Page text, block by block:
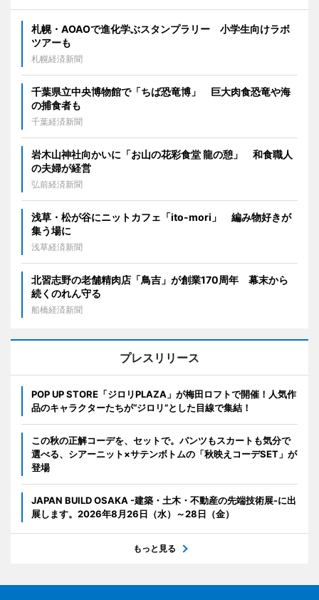
札幌・AOAOで進化学ぶスタンプラリー 小学生向けラボ
ツアーも
札幌経済新聞
千葉県立中央博物館で「ちば恐竜博」 巨大肉食恐竜や海
の捕食者も
千葉経済新聞
岩木山神社向かいに「お山の花彩食堂 龍の憩」 和食職人
の夫婦が経営
弘前経済新聞
浅草・松が谷にニットカフェ「ito-mori」 編み物好きが
集う場に
浅草経済新聞
北習志野の老舗精肉店「鳥吉」が創業170周年 幕末から
続くのれん守る
船橋経済新聞
プレスリリース
POP UP STORE「ジロリPLAZA」が梅田ロフトで開催！人気作
品のキャラクターたちが“ジロリ”とした目線で集結！
この秋の正解コーデを、セットで。パンツもスカートも気分で
選べる、シアーニット×サテンボトムの「秋映えコーデSET」が
登場
JAPAN BUILD OSAKA -建築・土木・不動産の先端技術展-に出
展します。2026年8月26日（水）～28日（金）
もっと見る